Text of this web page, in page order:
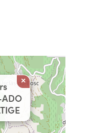
ADO
×